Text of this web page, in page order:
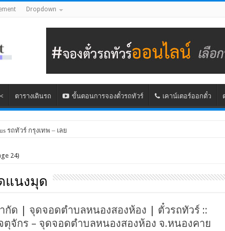
Dropdown
ตารางเดินรถ ขั้นตอนการจองตั๋วรถทัวร์ เคาน์เตอร์ออกตั๋ว
รถทัวร์ กรุงเทพ – เลย
24)
แนงมุด
กัด | จุดจอดตำบลหนองสองห้อง | ตั๋วรถทัวร์ ::
ตุจักร – จุดจอดตำบลหนองสองห้อง จ.หนองคาย